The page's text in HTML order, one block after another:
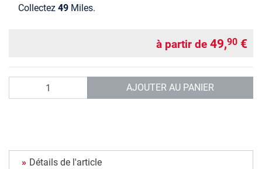
Collectez 49 Miles.
à partir de 49,90 €
AJOUTER AU PANIER
Détails de l'article